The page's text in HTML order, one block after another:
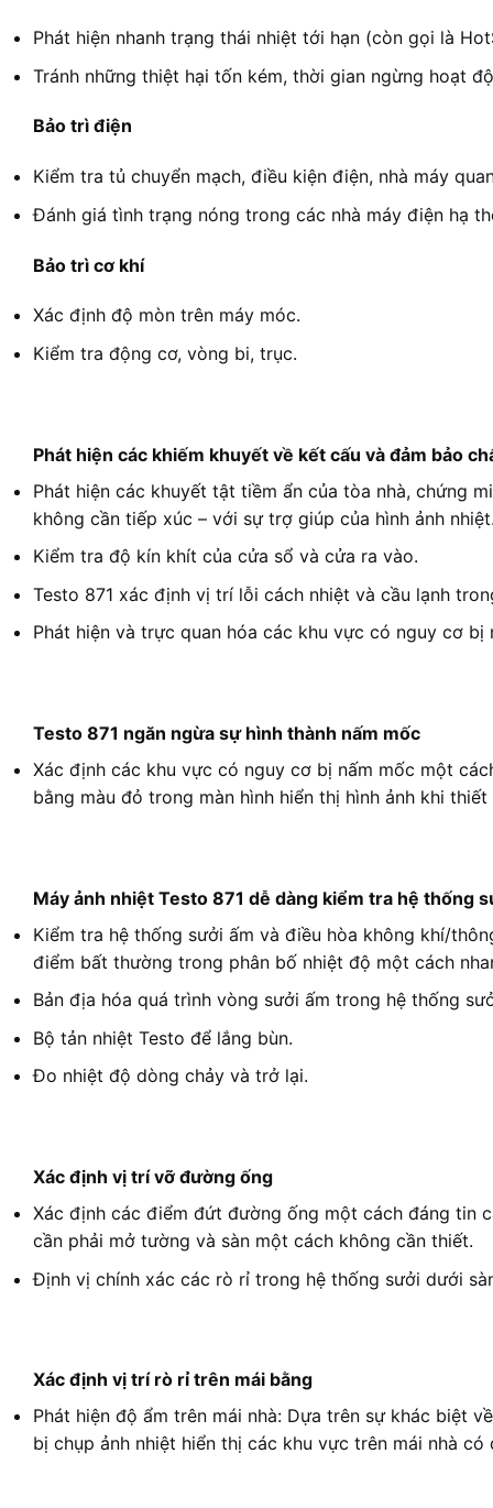
Phát hiện nhanh trạng thái nhiệt tới hạn (còn gọi là
Tránh những thiệt hại tốn kém, thời gian ngừng hoạt
Bảo trì điện
Kiểm tra tủ chuyển mạch, điều kiện điện, nhà máy
Đánh giá tình trạng nóng trong các nhà máy điện hạ
Bảo trì cơ khí
Xác định độ mòn trên máy móc.
Kiểm tra động cơ, vòng bi, trục.
Phát hiện các khiếm khuyết về kết cấu và đảm bảo
Phát hiện các khuyết tật tiềm ẩn của tòa nhà, chứng
không cần tiếp xúc – với sự trợ giúp của hình ảnh
Kiểm tra độ kín khít của cửa sổ và cửa ra vào.
Testo 871 xác định vị trí lỗi cách nhiệt và cầu lạnh
Phát hiện và trực quan hóa các khu vực có nguy cơ bị
Testo 871 ngăn ngừa sự hình thành nấm mốc
Xác định các khu vực có nguy cơ bị nấm mốc một
bằng màu đỏ trong màn hình hiển thị hình ảnh khi
Máy ảnh nhiệt Testo 871 dễ dàng kiểm tra hệ thống
Kiểm tra hệ thống sưởi ấm và điều hòa không khí/
điểm bất thường trong phân bố nhiệt độ một cách
Bản địa hóa quá trình vòng sưởi ấm trong hệ thống
Bộ tản nhiệt Testo để lắng bùn.
Đo nhiệt độ dòng chảy và trở lại.
Xác định vị trí vỡ đường ống
Xác định các điểm đứt đường ống một cách đáng tin
cần phải mở tường và sàn một cách không cần thiết.
Định vị chính xác các rò rỉ trong hệ thống sưởi dưới
Xác định vị trí rò rỉ trên mái bằng
Phát hiện độ ẩm trên mái nhà: Dựa trên sự khác biệt
bị chụp ảnh nhiệt hiển thị các khu vực trên mái nhà